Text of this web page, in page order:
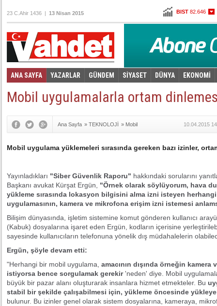
BIST 82.646
Altın101,671
Euro 2,7830
23 C.Ahir 1436 | 13 Nisan 2015
ANA SAYFA YAZARLAR GÜNDEM SİYASET DÜNYA EKONOMİ
Foto Galeri Video Galeri
Mobil uygulamalarla ortam
Ana Sayfa » TEKNOLOJİ » Mobil 10.04.2015
Mobil uygulama yüklemeleri sırasında gereken bazı izinler,
Yayınladıkları "Siber Güvenlik Raporu" hakkındaki sorularını
Başkanı avukat Kürşat Ergün, "Örnek olarak söylüyorum, hava
yükleme sırasında lokasyon bilgisini alma izni isteyen
uygulamasının, kamera ve mikrofona erişim izni istemesi
Bilişim dünyasında, işletim sistemine komut gönderen kullanıcı
(Kabuk) dosyalarına işaret eden Ergün, kodların içerisine
sayesinde kullanıcıların telefonuna yönelik dış müdahalelerin
Ergün, şöyle devam etti:
"Herhangi bir mobil uygulama, amacının dışında örneğin
istiyorsa bence sorgulamak gerekir'neden' diye. Mobil
büyük bir pazar alanı oluşturarak insanlara hizmet etmekteler. Bu
stabil bir şekilde çalışabilmesi için, yükleme öncesinde
bulunur. Bu izinler genel olarak sistem dosyalarına, kameraya,